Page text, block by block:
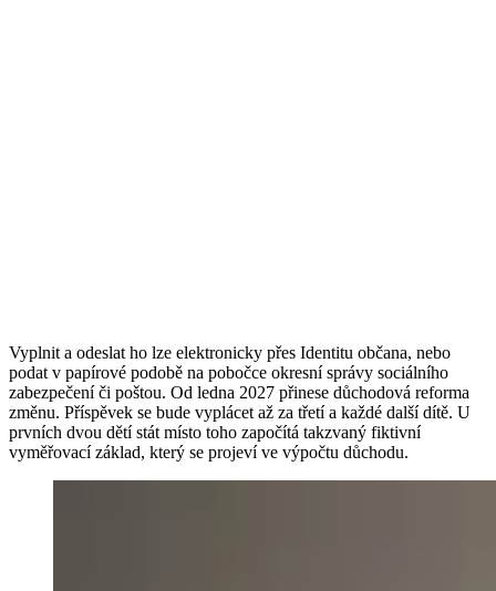
Vyplnit a odeslat ho lze elektronicky přes Identitu občana, nebo
podat v papírové podobě na pobočce okresní správy sociálního
zabezpečení či poštou. Od ledna 2027 přinese důchodová reforma
změnu. Příspěvek se bude vyplácet až za třetí a každé další dítě. U
prvních dvou dětí stát místo toho započítá takzvaný fiktivní
vyměřovací základ, který se projeví ve výpočtu důchodu.